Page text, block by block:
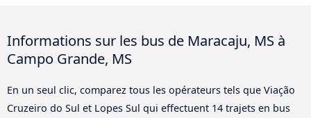
Informations sur les bus de Maracaju, MS à
Campo Grande, MS
En un seul clic, comparez tous les opérateurs tels que Viação
Cruzeiro do Sul et Lopes Sul qui effectuent 14 trajets en bus